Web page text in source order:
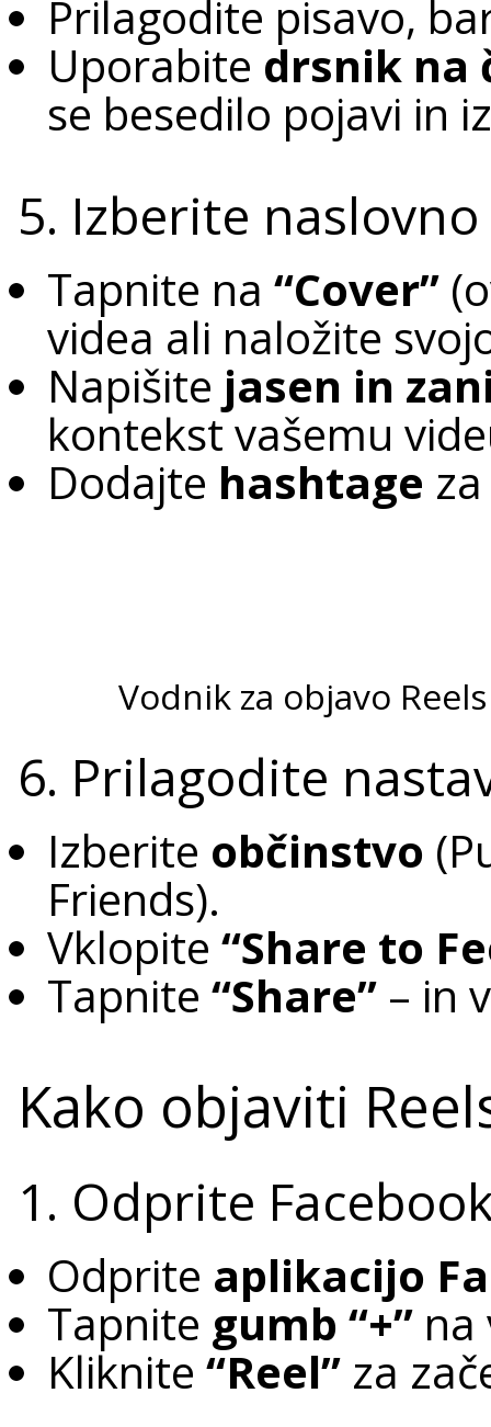
Prilagodite pisavo,
Uporabite drsnik na
se besedilo pojavi in
5. Izberite
Tapnite na “Cover”
videa ali naložite
Napišite jasen in
kontekst vašemu
Dodajte hashtage
Vodnik za objavo
6. Prilagodite
Izberite občinstvo
Friends).
Vklopite “Share to
Tapnite “Share” – in
Kako objaviti
1. Odprite
Odprite aplikacijo
Tapnite gumb “+” na
Kliknite “Reel” za